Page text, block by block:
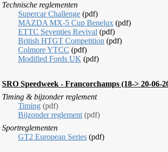
Technische reglementen
Supercar Challenge (pdf)
MAZDA MX-5 Cup Benelux (pdf)
ETTC Seventies Revival (pdf)
British HTGT Competition (pdf)
Colmore YTCC (pdf)
Modified Fords UK (pdf)
SRO Speedweek - Francorchamps (18-> 20-06-
Timing &bijzonder reglement
Timing (pdf)
Bijzonder reglement (pdf)
Sportreglementen
GT2 European Series (pdf)